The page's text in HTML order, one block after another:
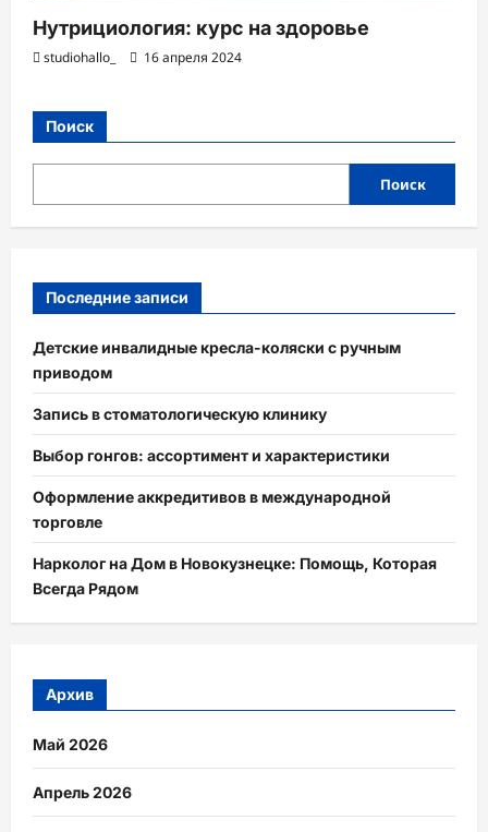
Нутрициология: курс на здоровье
studiohallo_ 16 апреля 2024
Поиск
Поиск
Последние записи
Детские инвалидные кресла-коляски с ручным
приводом
Запись в стоматологическую клинику
Выбор гонгов: ассортимент и характеристики
Оформление аккредитивов в международной
торговле
Нарколог на Дом в Новокузнецке: Помощь, Которая
Всегда Рядом
Архив
Май 2026
Апрель 2026